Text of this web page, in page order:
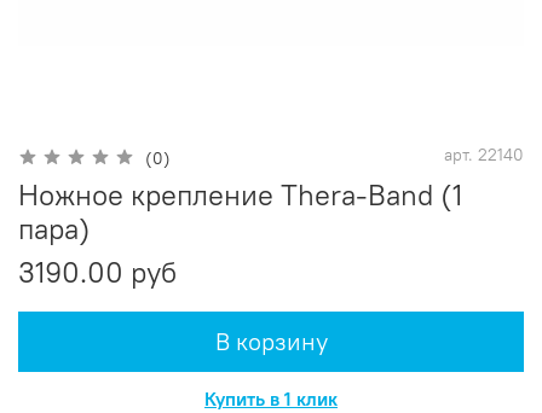
(0) арт. 22140
Ножное крепление Thera-Band (1
пара)
3190.00 руб
В корзину
Купить в 1 клик